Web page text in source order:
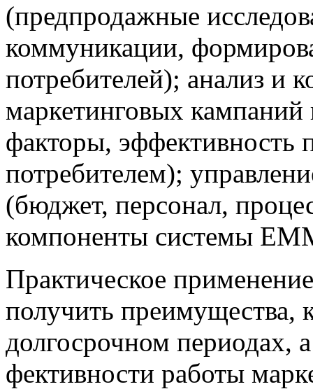
(предпродажные
коммуникации,
потребителей); анализ и
маркетинговых
факторы, эффективность
потребителем);
(бюджет, персонал,
компоненты системы
Практическое
получить пре­имущест­ва,
долгосрочном
фективности работы